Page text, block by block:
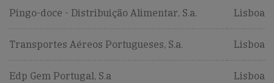
Pingo-doce - Distribuição Alimentar, S.a. Lisboa
Transportes Aéreos Portugueses, S.a. Lisboa
Edp Gem Portugal, S.a Lisboa